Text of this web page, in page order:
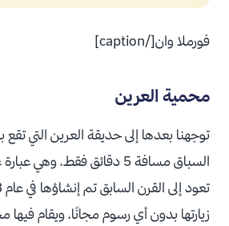
فورملا وان[/caption]
محمية العرين
توجهنا بعدها إلى حديقة العرين التي
السباق مسافة 5 دقائق فقط،
زيارتها بدون أي رسوم مجانًا، ويقام